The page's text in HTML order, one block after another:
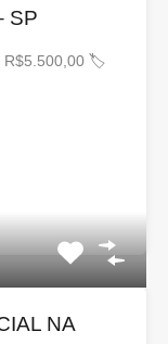
SP
R$5.500,00 🏷
NA